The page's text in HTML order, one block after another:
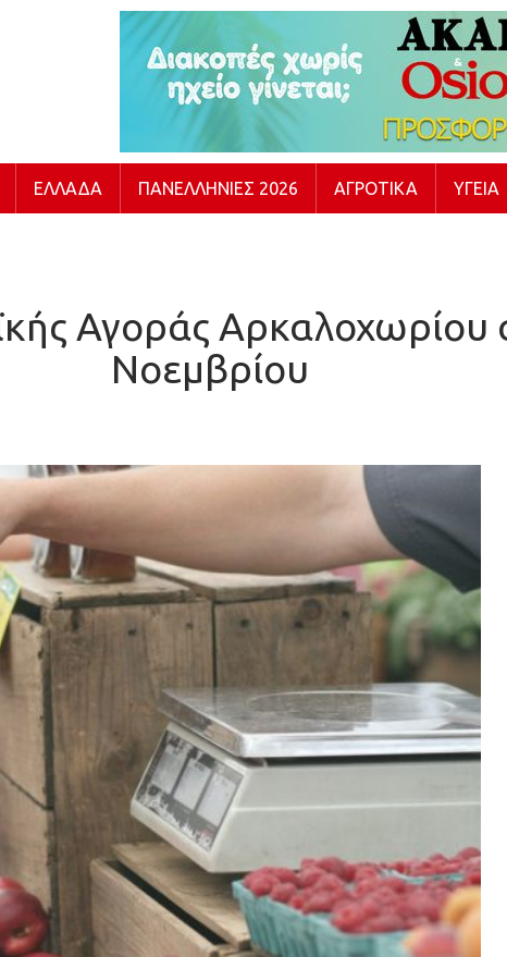
ΕΛΛΆΔΑ ΠΑΝΕΛΛΉΝΙΕΣ 2026 ΑΓΡΟΤΙΚΆ ΥΓΕΊΑ
Αγοράς Αρκαλοχωρίου
Νοεμβρίου